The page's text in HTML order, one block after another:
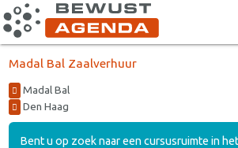
Madal Bal Zaalverhuur
Madal Bal
Den Haag
Bent u op zoek naar een cursusruimte in